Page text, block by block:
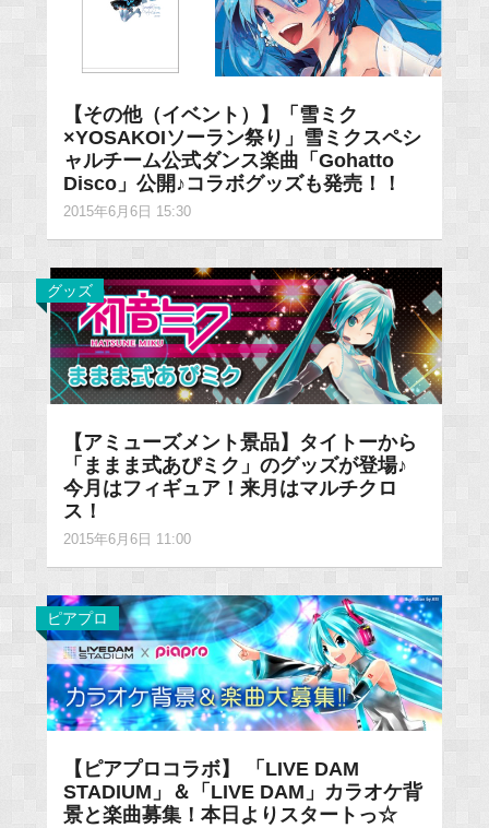
【その他（イベント）】「雪ミク
×YOSAKOIソーラン祭り」雪ミクスペシ
ャルチーム公式ダンス楽曲「Gohatto
Disco」公開♪コラボグッズも発売！！
2015年6月6日 15:30
グッズ
【アミューズメント景品】タイトーから
「ままま式あぴミク」のグッズが登場♪
今月はフィギュア！来月はマルチクロ
ス！
2015年6月6日 11:00
ピアプロ
【ピアプロコラボ】 「LIVE DAM
STADIUM」＆「LIVE DAM」カラオケ背
景と楽曲募集！本日よりスタートっ☆